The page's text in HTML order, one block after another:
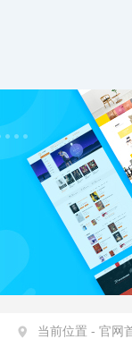
当前位置 - 官网